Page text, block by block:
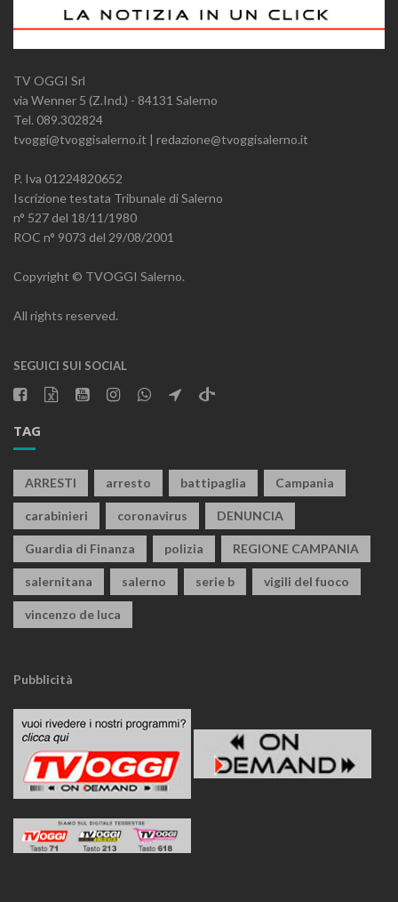
TV OGGI Srl
via Wenner 5 (Z.Ind.) - 84131 Salerno
Tel. 089.302824
tvoggi@tvoggisalerno.it | redazione@tvoggisalerno.it
P. Iva 01224820652
Iscrizione testata Tribunale di Salerno
n° 527 del 18/11/1980
ROC n° 9073 del 29/08/2001
Copyright © TVOGGI Salerno.
All rights reserved.
SEGUICI SUI SOCIAL
TAG
ARRESTI arresto battipaglia Campania
carabinieri coronavirus DENUNCIA
Guardia di Finanza polizia REGIONE CAMPANIA
salernitana salerno serie b vigili del fuoco
vincenzo de luca
Pubblicità